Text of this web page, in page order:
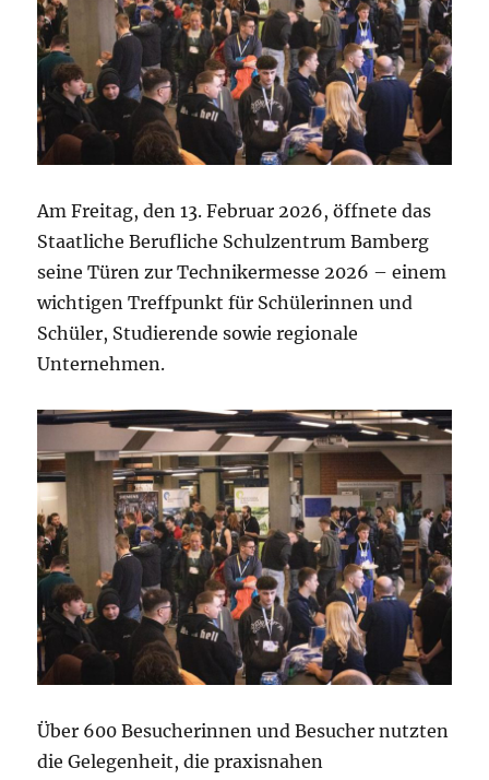
Am Freitag, den 13. Februar 2026, öffnete das
Staatliche Berufliche Schulzentrum Bamberg
seine Türen zur Technikermesse 2026 – einem
wichtigen Treffpunkt für Schülerinnen und
Schüler, Studierende sowie regionale
Unternehmen.
Über 600 Besucherinnen und Besucher nutzten
die Gelegenheit, die praxisnahen